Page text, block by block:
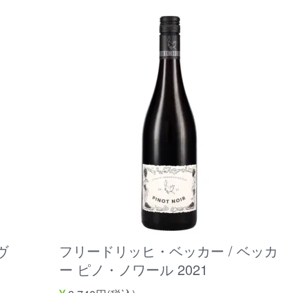
フリードリッヒ・ベッカー / ベッカ
ー ピノ・ノワール 2021